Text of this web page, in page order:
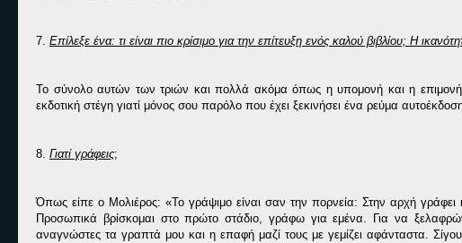
7. Επίλεξε ένα: τι είναι πιο κρίσιμο για την επίτευξη ενός καλού βιβλίου; Η
Το σύνολο αυτών των τριών και πολλά ακόμα όπως η υπομονή και η
εκδοτική στέγη γιατί μόνος σου παρόλο που έχει ξεκινήσει ένα ρεύμα
8. Γιατί γράφεις;
Όπως είπε ο Μολιέρος: «Το γράψιμο είναι σαν την πορνεία: Στην αρχή γράφει
Προσωπικά βρίσκομαι στο πρώτο στάδιο, γράφω για εμένα. Για να
αναγνώστες τα γραπτά μου και η επαφή μαζί τους με γεμίζει αφάνταστα.